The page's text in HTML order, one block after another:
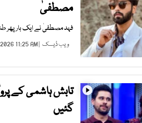
مصطفیٰ
فہد مصطفیٰ نے ایک بار پھر
ویب ڈیسک | MAR 13, 2026 11:25 AM |
تابش ہاشمی کے
گئیں